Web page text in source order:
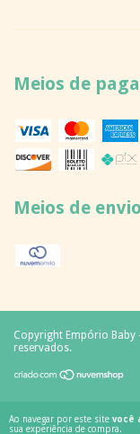
Ao navegar por este site você
sua experiência de compra.
Meios de
Meios de envio
Copyright Empório
reservados.